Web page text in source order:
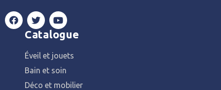
Catalogue
Éveil et jouets
Bain et soin
Déco et mobilier